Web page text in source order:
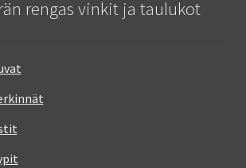
rengas vinkit ja taulukot